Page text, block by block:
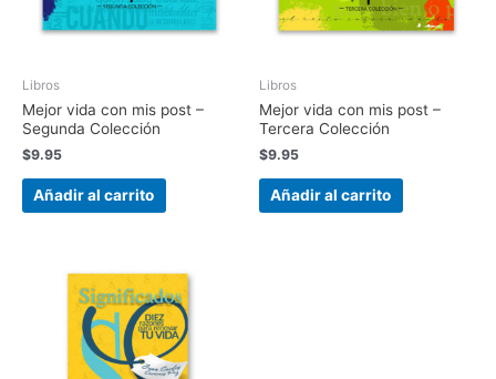
Libros
Mejor vida con mis post –
Segunda Colección
$9.95
Añadir al carrito
Libros
Mejor vida con mis post –
Tercera Colección
$9.95
Añadir al carrito